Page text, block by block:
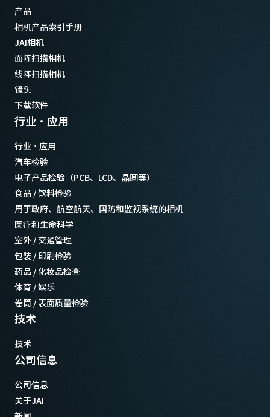
产品
相机产品索引手册
JAI相机
面阵扫描相机
线阵扫描相机
镜头
下载软件
行业·应用
行业·应用
汽车检验
电子产品检验（PCB、LCD、晶圆等）
食品 / 饮料检验
用于政府、航空航天、国防和监视系统的相机
医疗和生命科学
室外 / 交通管理
包装 / 印刷检验
药品 / 化妆品检查
体育 / 娱乐
卷筒 / 表面质量检验
技术
技术
公司信息
公司信息
关于JAI